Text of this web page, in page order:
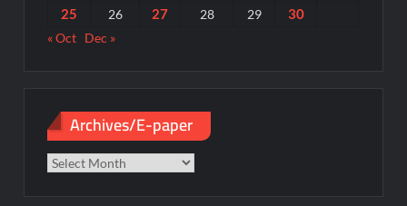
25 26 27 28 29 30
« Oct Dec »
Archives/E-paper